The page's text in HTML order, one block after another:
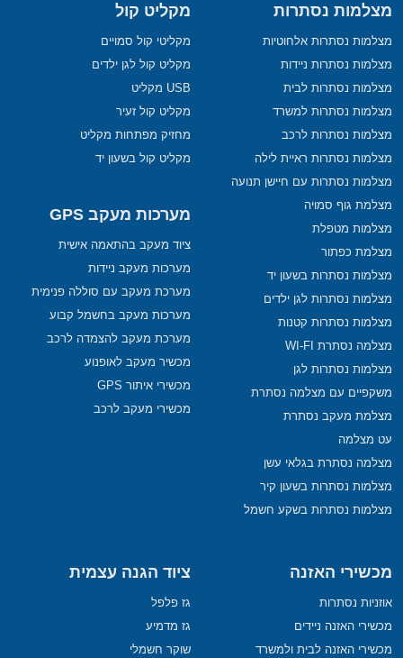
מצלמות נסתרות
מצלמות נסתרות אלחוטיות
מצלמות נסתרות ניידות
מצלמות נסתרות לבית
מצלמות נסתרות למשרד
מצלמות נסתרות לרכב
מצלמות נסתרות ראיית לילה
מצלמות נסתרות עם חיישן תנועה
מצלמת גוף סמויה
מצלמות מטפלת
מצלמת כפתור
מצלמות נסתרות בשעון יד
מצלמות נסתרות לגן ילדים
מצלמות נסתרות קטנות
מצלמה נסתרת WI-FI
מצלמות נסתרות לגן
משקפיים עם מצלמה נסתרת
מצלמת מעקב נסתרת
עט מצלמה
מצלמה נסתרת בגלאי עשן
מצלמות נסתרות בשעון קיר
מצלמות נסתרות בשקע חשמל
מקליט קול
מקליטי קול סמויים
מקליט קול לגן ילדים
USB מקליט
מקליט קול זעיר
מחזיק מפתחות מקליט
מקליט קול בשעון יד
מערכות מעקב GPS
ציוד מעקב בהתאמה אישית
מערכות מעקב ניידות
מערכת מעקב עם סוללה פנימית
מערכות מעקב בחשמל קבוע
מערכת מעקב להצמדה לרכב
מכשיר מעקב לאופנוע
מכשירי איתור GPS
מכשירי מעקב לרכב
מכשירי האזנה
אוזניות נסתרות
מכשירי האזנה ניידים
מכשירי האזנה לבית ולמשרד
ציוד הגנה עצמית
גז פלפל
גז מדמיע
שוקר חשמלי